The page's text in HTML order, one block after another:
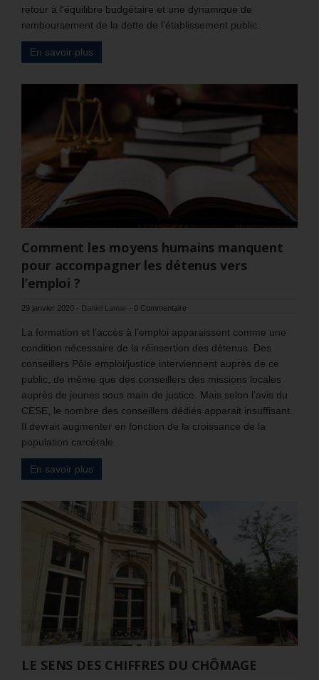
retour à l’équilibre budgétaire et une dynamique de
remboursement de la dette de l’établissement public.
En savoir plus
Comment les moyens humains manquent
pour accompagner les détenus vers
l’emploi ?
29 janvier 2020 - Daniel Lamar - 0 Commentaire
La formation et l’accès à l’emploi apparaissent comme une
condition nécessaire de la réinsertion des détenus. Des
conseillers Pôle emploi/justice interviennent auprès de ce
public, de même que des conseillers des missions locales
auprès de jeunes sous main de justice. Mais selon l’avis du
CESE, le nombre des conseillers dédiés apparait insuffisant.
Il devrait augmenter en fonction de la croissance de la
population carcérale.
En savoir plus
LE SENS DES CHIFFRES DU CHÔMAGE